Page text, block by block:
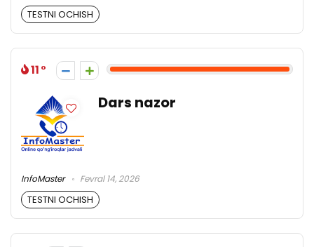
TESTNI OCHISH
11
Dars nazor
InfoMaster Fevral 14, 2026
TESTNI OCHISH